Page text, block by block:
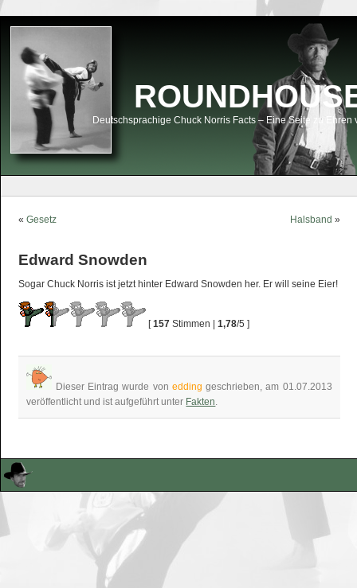
Deutschsprachige Chuck Norris Facts – Eine Seite zu
«Gesetz Halsband »
Edward Snowden
Sogar Chuck Norris ist jetzt hinter Edward Snowden her. Er will seine Eier!
[157 Stimmen |1,78/5 ]
Dieser Eintrag wurde von edding geschrieben, am 01.07.2013
veröffentlicht und ist aufgeführt unter Fakten.